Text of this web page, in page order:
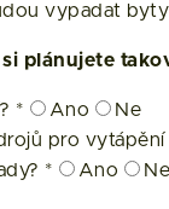
vypadat
plánujete
* Ano
Ne
pro
* Ano Ne